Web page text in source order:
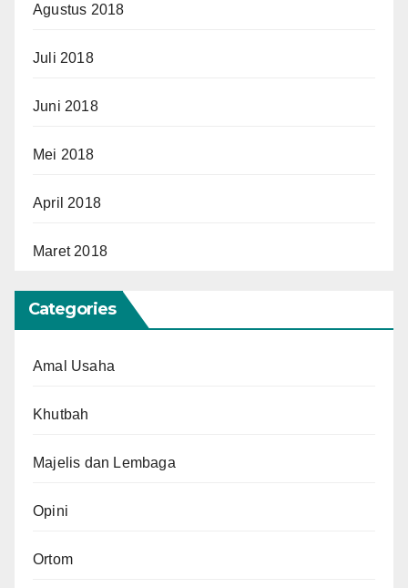
Agustus 2018
Juli 2018
Juni 2018
Mei 2018
April 2018
Maret 2018
Categories
Amal Usaha
Khutbah
Majelis dan Lembaga
Opini
Ortom